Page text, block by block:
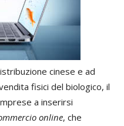
cinese e ad
fisici del biologico, il
a inserirsi
online, che